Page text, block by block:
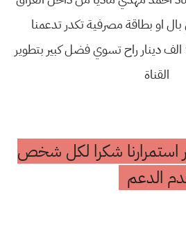
او بطاقة مصرفية تكدر تدعمنا
بتحويل رصيد حته لو بـ 1 الف دينار راح تسوي فضل كبير بتطوير
القناة
استمرارنا شكرا لكل شخص
الدعم